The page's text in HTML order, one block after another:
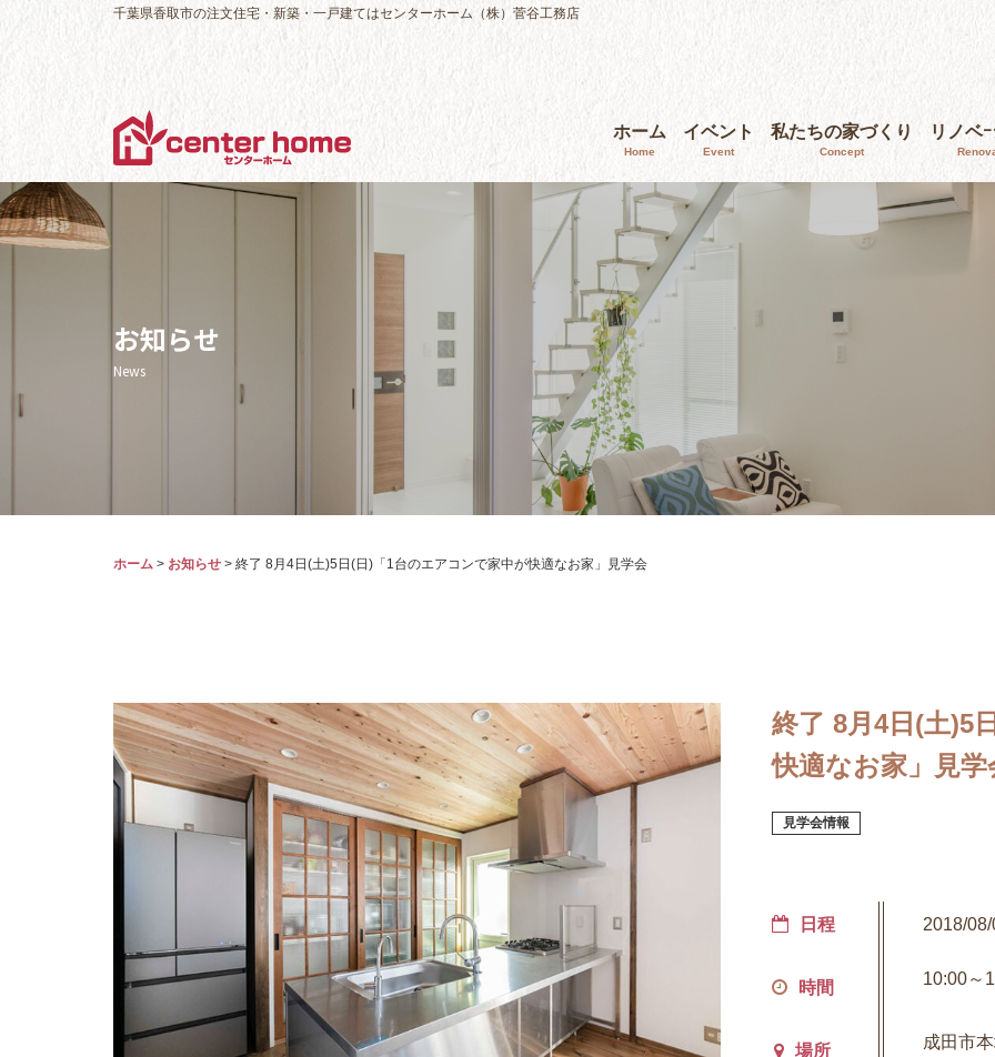
千葉県香取市の注文住宅・新築・一戸建てはセンターホーム（株）菅谷工務店
ホーム
Home
イベント
Event
私たちの家づくり
Concept
リノベ
お知らせ
News
ホーム > お知らせ > 終了 8月4日(土)5日(日)「1台のエアコンで家中が快適なお家」見学会
終了 8月4日(土)5
快適なお家」見学
見学会情報
日程 2018/
時間 10:00～
場所 成田市